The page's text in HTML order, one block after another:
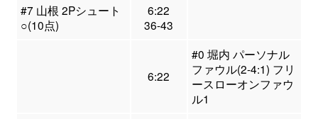
#7 山根 2Pシュート
○(10点)
6:22
36-43
6:22
#0 堀内 パーソナル
ファウル(2-4:1) フリ
ースローオンファウ
ル1